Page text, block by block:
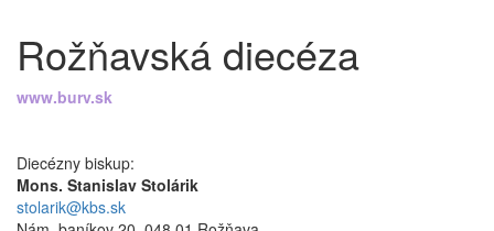
Rožňavská diecéza
www.burv.sk
Diecézny biskup:
Mons. Stanislav Stolárik
stolarik@kbs.sk